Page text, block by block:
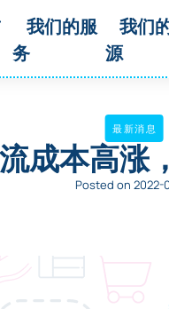
我们的服
务
我们
源
最新消息
成本高涨
Posted on 2022-